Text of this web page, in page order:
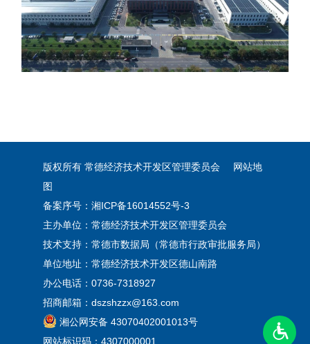
版权所有 常德经济技术开发区管理委员会
网站地
图
备案序号： 湘ICP备16014552号-3
主办单位：常德经济技术开发区管理委员会
技术支持：常德市数据局（常德市行政审批服务局）
单位地址：常德经济技术开发区德山南路
办公电话：0736-7318927
招商邮箱：dszshzzx@163.com
湘公网安备 43070402001013号
网站标识码：4307000001